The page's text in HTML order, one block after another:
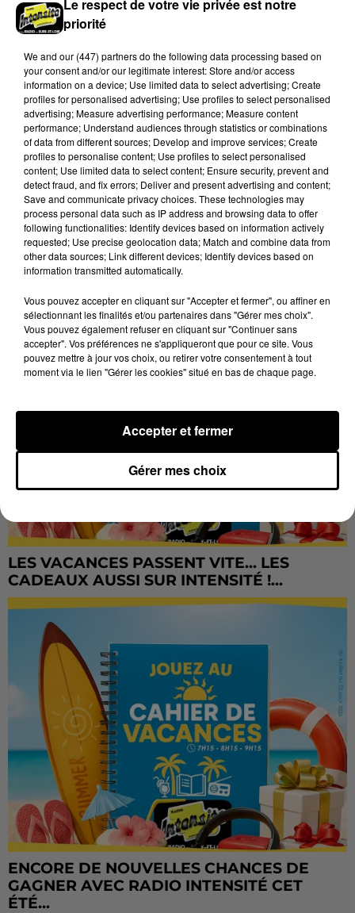
Stars'Terre 2026 : Philippe Palmieri dévoile
les ambitions d'un...
À quelques semaines de la première édition de
Stars'Terre, organisée du 18 au 20 septembre 2026 au
Château de Courtalain, Philippe Palmieri, président...
LES JEUX Voir plus
LES VACANCES PASSENT VITE... LES
CADEAUX AUSSI SUR INTENSITÉ !...
ENCORE DE NOUVELLES CHANCES DE
GAGNER AVEC RADIO INTENSITÉ CET
ÉTÉ...
Le respect de votre vie privée est notre
priorité
We and our (447) partnersdo the following data processing based on
your consent and/or our legitimate interest: Store and/or access
information on a device; Use limited data to select advertising; Create
profiles for personalised advertising; Use profiles to select personalised
advertising; Measure advertising performance; Measure content
performance; Understand audiences through statistics or combinations
of data from different sources; Develop and improve services; Create
profiles to personalise content; Use profiles to select personalised
content; Use limited data to select content; Ensure security, prevent and
detect fraud, and fix errors; Deliver and present advertising and content;
Save and communicate privacy choices. These technologies may
process personal data such as IP address and browsing data to offer
following functionalities: Identify devices based on information actively
requested; Use precise geolocation data; Match and combine data from
other data sources; Link different devices; Identify devices based on
information transmitted automatically.
Vous pouvez accepter en cliquant sur "Accepter et fermer", ou affiner en
sélectionnant les finalités et/ou partenaires dans "Gérer mes choix".
Vous pouvez également refuser en cliquant sur "Continuer sans
accepter". Vos préférences ne s'appliqueront que pour ce site. Vous
pouvez mettre à jour vos choix, ou retirer votre consentement à tout
moment via le lien "Gérer les cookies" situé en bas de chaque page.
Gérer mes choix
Accepter et fermer